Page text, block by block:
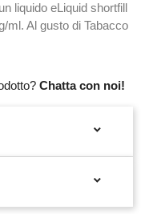
liquido eLiquid shortfill
ml. Al gusto di Tabacco
Chatta con noi!

